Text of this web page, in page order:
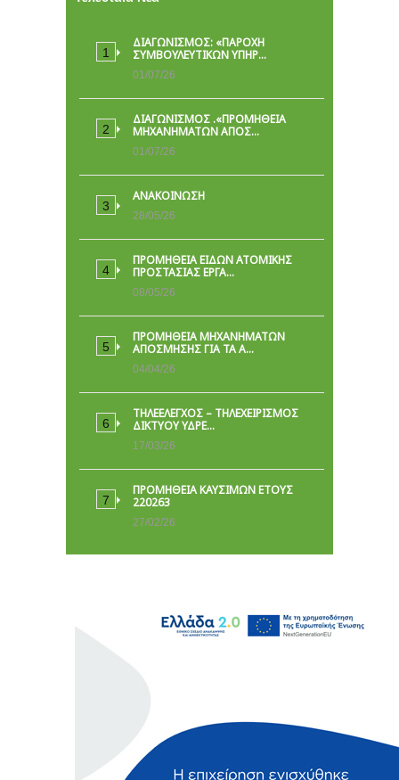
ΔΙΑΓΩΝΙΣΜΟΣ: «ΠΑΡΟΧΉ
ΣΥΜΒΟΥΛΕΥΤΙΚΏΝ ΥΠΗΡ…
01/07/26
ΔΙΑΓΩΝΙΣΜΟΣ .«ΠΡΟΜΗΘΕΙΑ
ΜΗΧΑΝΗΜΑΤΩΝ ΑΠΟΣ…
01/07/26
ΑΝΑΚΟΙΝΩΣΗ
28/05/26
ΠΡΟΜΉΘΕΙΑ ΕΙΔΏΝ ΑΤΟΜΙΚΉΣ
ΠΡΟΣΤΑΣΊΑΣ ΕΡΓΑ…
08/05/26
ΠΡΟΜΗΘΕΙΑ ΜΗΧΑΝΗΜΑΤΩΝ
ΑΠΟΣΜΗΣΗΣ ΓΙΑ ΤΑ Α…
04/04/26
ΤΗΛΕΕΛΕΓΧΟΣ – ΤΗΛΕΧΕΙΡΙΣΜΟΣ
ΔΙΚΤΥΟΥ ΥΔΡΕ…
17/03/26
ΠΡΟΜΗΘΕΙΑ ΚΑΥΣΙΜΩΝ ΕΤΟΥΣ
220263
27/02/26